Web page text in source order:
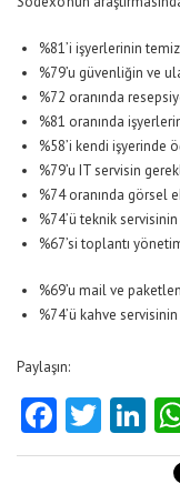
%81’i işyerlerinin
%79’u güvenliğin ve
%72 oranında
%81 oranında
%58’i kendi işyerinde
%79’u IT servisin
%74 oranında görsel
%74’ü teknik
%67’si toplantı
%69’u mail ve
%74’ü kahve
Paylaşın: